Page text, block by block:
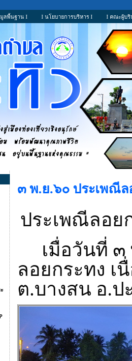
ลพื้นฐาน I I นโยบายการบริหาร I I คณะผู้บริ
๓ พ.ย.๖๐ ประเพณีล
ประเพณีลอย
เมื่อวันที่
ลอยกระทง
ต.บางสน อ.ป